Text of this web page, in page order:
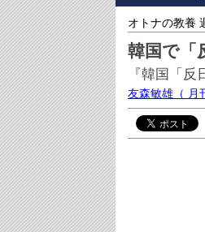
オトナの教養
韓国で「
『韓国「
友森敏雄 （